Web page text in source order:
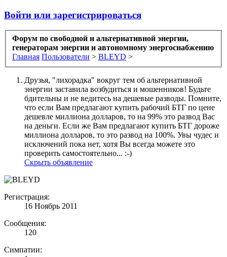
Войти или зарегистрироваться
Форум по свободной и альтернативной энергии,
генераторам энергии и автономному энергоснабжению
Главная Пользователи > BLEYD >
Друзья, "лихорадка" вокруг тем об альтернативной
энергии заставила возбудиться и мошенников! Будьте
бдительны и не ведитесь на дешевые разводы. Помните,
что если Вам предлагают купить рабочий БТГ по цене
дешевле миллиона долларов, то на 99% это развод Вас
на деньги. Если же Вам предлагают купить БТГ дороже
миллиона долларов, то это развод на 100%. Увы чудес и
исключений пока нет, хотя Вы всегда можете это
проверить самостоятельно... :-)
Скрыть объявление
Регистрация:
16 Ноябрь 2011
Сообщения:
120
Симпатии: